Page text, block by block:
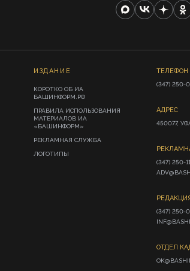
ИЗДАНИЕ
КОРОТКО ОБ ИА
БАШИНФОРМ.РФ
ПРАВИЛА ИСПОЛЬЗОВАНИЯ
МАТЕРИАЛОВ ИА
«БАШИНФОРМ»
РЕКЛАМНАЯ СЛУЖБА
ЛОГОТИПЫ
ТЕЛЕФОН
(347) 250-
АДРЕС
450077,
(347) 250-
(347) 250-
ОТДЕЛ